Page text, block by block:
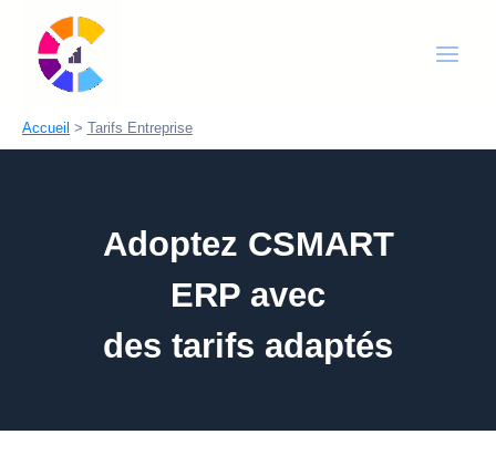
contenu
Accueil Tarifs Entreprise
Adoptez CSMART
ERP avec
des tarifs adaptés